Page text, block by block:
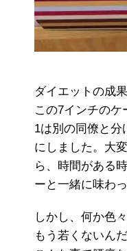
ダイエットの成
この7インチの
1は別の同僚と分
にしました。大
ら、時間がある
ーと一緒に味わ
しかし、何か色
もう若くないん